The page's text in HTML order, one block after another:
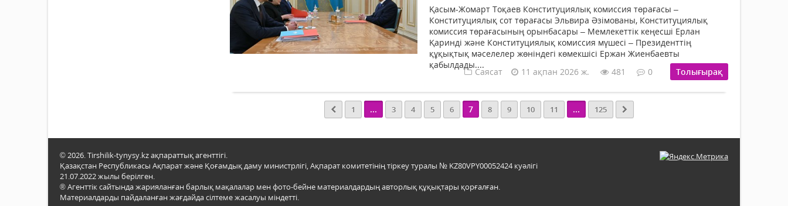
Қасым-Жомарт Тоқаев Конституциялық комиссия төрағасы –
Конституциялық сот төрағасы Эльвира Әзімованы, Конституциялық
комиссия төрағасының орынбасары – Мемлекеттік кеңесші Ерлан
Қаринді және Конституциялық комиссия мүшесі – Президенттің
құқықтық мәселелер жөніндегі көмекшісі Ержан Жиенбаевты
қабылдады....
Саясат 11 ақпан 2026 ж. 481 0 Толығырақ
1 ... 3 4 5 6 7 8 9 10 11 ... 125
© 2026. Tirshilik-tynysy.kz ақпараттық агенттігі.
Қазақстан Республикасы Ақпарат және Қоғамдық даму министрлігі, Ақпарат комитетінің тіркеу туралы № KZ80VPY00052424 куәлігі
21.07.2022 жылы берілген.
® Агенттік сайтында жарияланған барлық мақалалар мен фото-бейне материалдардың авторлық құқықтары қорғалған.
Материалдарды пайдаланған жағдайда сілтеме жасалуы міндетті.